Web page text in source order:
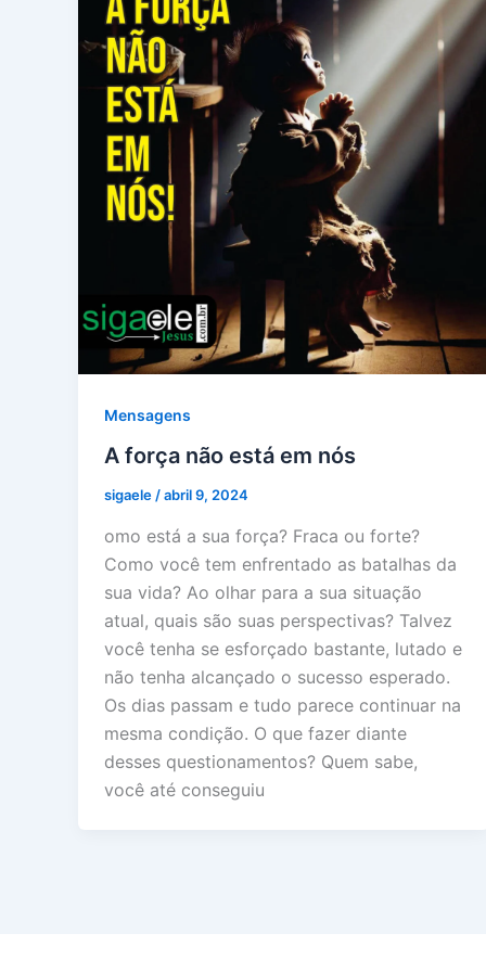
Mensagens
A força não está em nós
sigaele/abril 9, 2024
omo está a sua força? Fraca ou forte?
Como você tem enfrentado as batalhas da
sua vida? Ao olhar para a sua situação
atual, quais são suas perspectivas? Talvez
você tenha se esforçado bastante, lutado e
não tenha alcançado o sucesso esperado.
Os dias passam e tudo parece continuar na
mesma condição. O que fazer diante
desses questionamentos? Quem sabe,
você até conseguiu